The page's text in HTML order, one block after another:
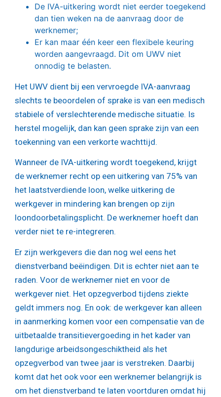
De IVA-uitkering wordt niet eerder toegekend
dan tien weken na de aanvraag door de
werknemer;
Er kan maar één keer een flexibele keuring
worden aangevraagd. Dit om UWV niet
onnodig te belasten.
Het UWV dient bij een vervroegde IVA-aanvraag
slechts te beoordelen of sprake is van een medisch
stabiele of verslechterende medische situatie. Is
herstel mogelijk, dan kan geen sprake zijn van een
toekenning van een verkorte wachttijd.
Wanneer de IVA-uitkering wordt toegekend, krijgt
de werknemer recht op een uitkering van 75% van
het laatstverdiende loon, welke uitkering de
werkgever in mindering kan brengen op zijn
loondoorbetalingsplicht. De werknemer hoeft dan
verder niet te re-integreren.
Er zijn werkgevers die dan nog wel eens het
dienstverband beëindigen. Dit is echter niet aan te
raden. Voor de werknemer niet en voor de
werkgever niet. Het opzegverbod tijdens ziekte
geldt immers nog. En ook: de werkgever kan alleen
in aanmerking komen voor een compensatie van de
uitbetaalde transitievergoeding in het kader van
langdurige arbeidsongeschiktheid als het
opzegverbod van twee jaar is verstreken. Daarbij
komt dat het ook voor een werknemer belangrijk is
om het dienstverband te laten voortduren omdat hij